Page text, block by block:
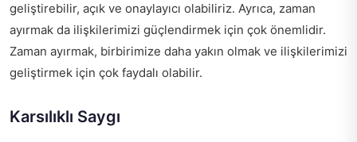
geliştirebilir, açık ve onaylayıcı olabiliriz. Ayrıca, zaman
ayırmak da ilişkilerimizi güçlendirmek için çok önemlidir.
Zaman ayırmak, birbirimize daha yakın olmak ve ilişkilerimizi
geliştirmek için çok faydalı olabilir.
Karsılıklı Saygı